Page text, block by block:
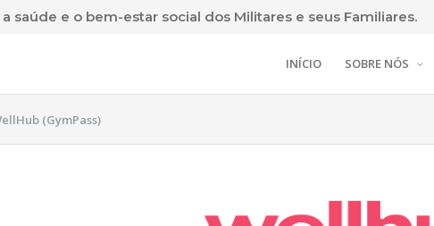
saúde e o bem-estar social dos Militares e seus Familiares.
INÍCIO SOBRE NÓS
(GymPass)